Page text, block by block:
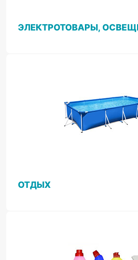
ЭЛЕКТРОТОВАРЫ,
ОТДЫХ